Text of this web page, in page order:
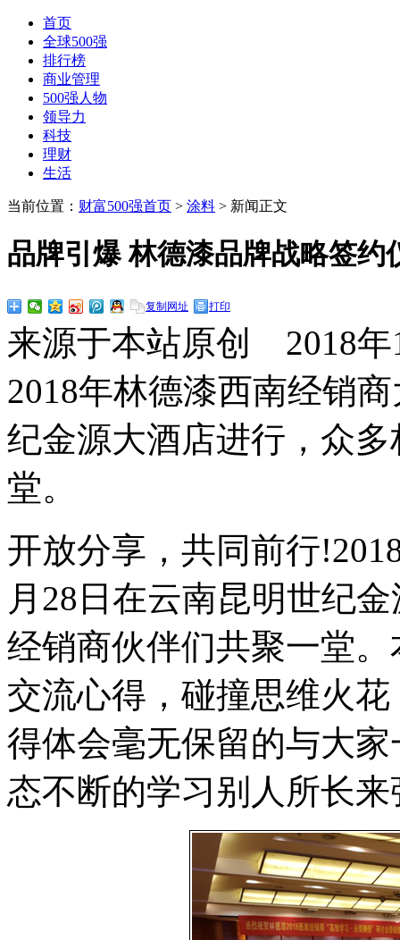
首页
全球500强
排行榜
商业管理
500强人物
领导力
科技
理财
生活
当前位置： 财富500强首页 > 涂料 > 新闻正文
品牌引爆 林德漆品牌战略签约
复制网址 打印
来源于本站原创 2018年
2018年林德漆西南经销
纪金源大酒店进行，众
堂。
开放分享，共同前行
月28日在云南昆明世纪
经销商伙伴们共聚一堂
交流心得，碰撞思维火
得体会毫无保留的与大
态不断的学习别人所长